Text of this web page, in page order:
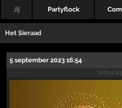
Jij Partyflock
Het Sieraad
5 september 2023 16:54
1068.9